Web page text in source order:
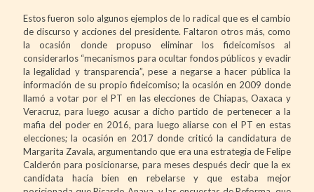
Estos fueron solo algunos ejemplos de lo radical que es el cambio
de discurso y acciones del presidente. Faltaron otros más, como
la ocasión donde propuso eliminar los fideicomisos al
considerarlos “mecanismos para ocultar fondos públicos y evadir
la legalidad y transparencia”, pese a negarse a hacer pública la
información de su propio fideicomiso; la ocasión en 2009 donde
llamó a votar por el PT en las elecciones de Chiapas, Oaxaca y
Veracruz, para luego acusar a dicho partido de pertenecer a la
mafia del poder en 2016, para luego aliarse con el PT en estas
elecciones; la ocasión en 2017 donde criticó la candidatura de
Margarita Zavala, argumentando que era una estrategia de Felipe
Calderón para posicionarse, para meses después decir que la ex
candidata hacía bien en rebelarse y que estaba mejor